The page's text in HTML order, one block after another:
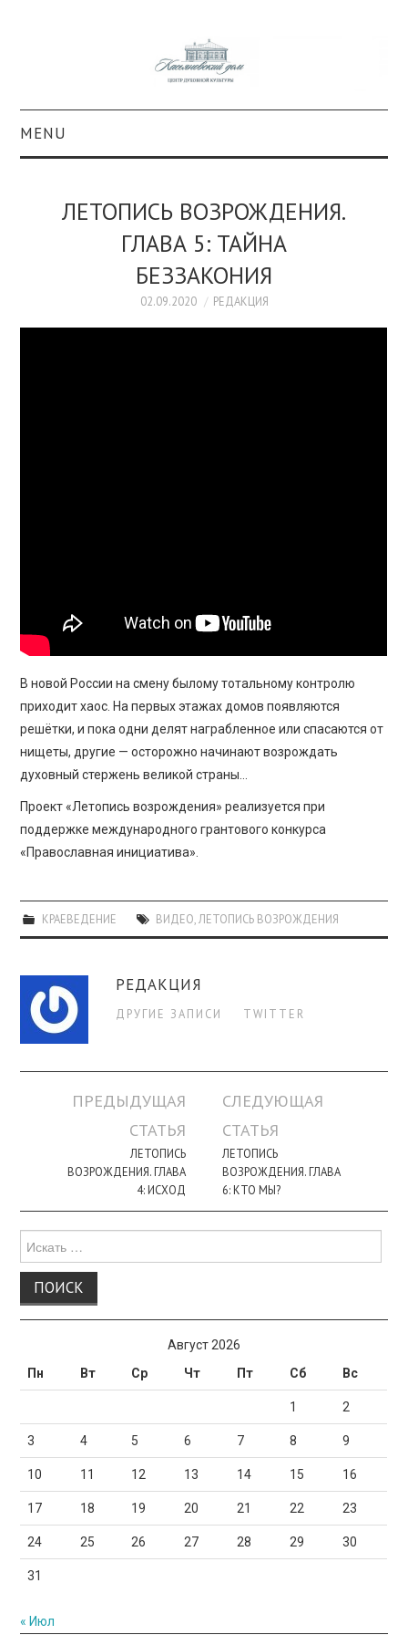
MENU
КОЛЛЕКЦИИ
ЛЕТОПИСЬ ВОЗРОЖДЕНИЯ.
ГЛАВА 5: ТАЙНА
БЕЗЗАКОНИЯ
02.09.2020 РЕДАКЦИЯ
В новой России на смену былому тотальному контролю
приходит хаос. На первых этажах домов появляются
решётки, и пока одни делят награбленное или спасаются от
нищеты, другие — осторожно начинают возрождать
духовный стержень великой страны…
Проект «Летопись возрождения» реализуется при
поддержке международного грантового конкурса
«Православная инициатива».
КРАЕВЕДЕНИЕ ВИДЕО ЛЕТОПИСЬ ВОЗРОЖДЕНИЯ
РЕДАКЦИЯ
ДРУГИЕ ЗАПИСИ TWITTER
Навигация
ПРЕДЫДУЩАЯ
СТАТЬЯ
ЛЕТОПИСЬ
ВОЗРОЖДЕНИЯ. ГЛАВА
4: ИСХОД
СЛЕДУЮЩАЯ
СТАТЬЯ
ЛЕТОПИСЬ
ВОЗРОЖДЕНИЯ. ГЛАВА
6: КТО МЫ?
для:
Август 2026
Пн
Вт Ср Чт Пт Сб Вс
1 2
3 4 5 6 7 8 9
10 11 12 13 14 15 16
17 18 19 20 21 22 23
24 25 26 27 28 29 30
31
« Июл